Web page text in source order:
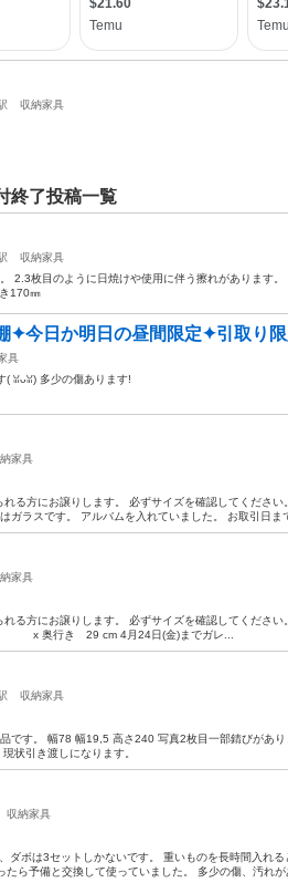
収納家具
終了投稿一覧
収納家具
2.3枚目のように日焼けや使用に伴う擦れがあります
170㎜
✦今日か明日の昼間限定✦引取り
具
⁠ꈍ⁠ᴗ⁠ꈍ⁠) 多少の傷あります!
家具
る方にお譲りします。 必ずサイズを確認してくださ
ガラスです。 アルバムを入れていました。 お取引日ま
家具
る方にお譲りします。 必ずサイズを確認してくださ
行き 29 cm 4月24日(金)までガレ...
収納家具
です。 幅78 幅19,5 高さ240 写真2枚目一部錆びがあり
状引き渡しになります。
収納家具
ダボは3セットしかないです。 重いものを長時間入れ
ら予備と交換して使っていました。 多少の傷、汚れが